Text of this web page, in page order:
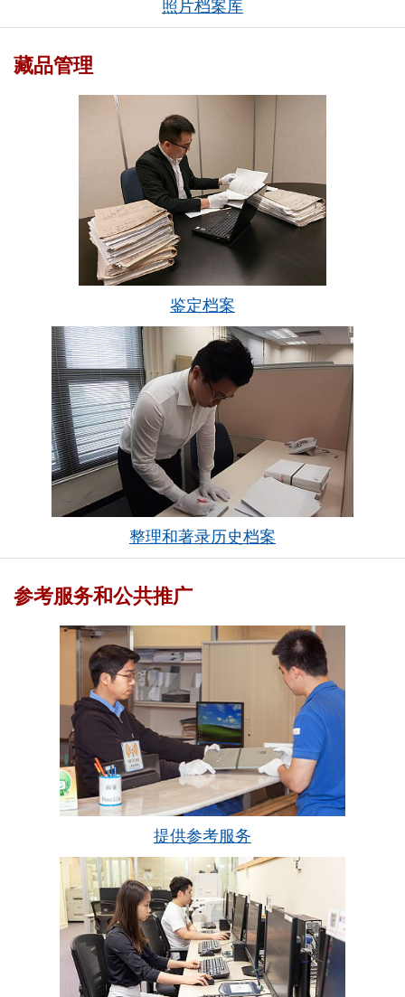
照片档案库
藏品管理
鉴定档案
整理和著录历史档案
参考服务和公共推广
提供参考服务